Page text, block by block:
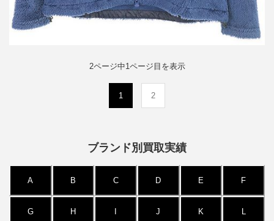
2ページ中1ページ目を表示
1 2
ブランド別買取実績
A B C D E F
G H J K